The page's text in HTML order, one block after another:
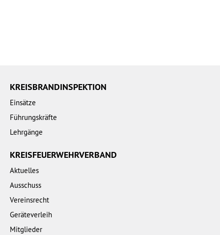
KREISBRANDINSPEKTION
Einsätze
Führungskräfte
Lehrgänge
KREISFEUERWEHRVERBAND
Aktuelles
Ausschuss
Vereinsrecht
Geräteverleih
Mitglieder